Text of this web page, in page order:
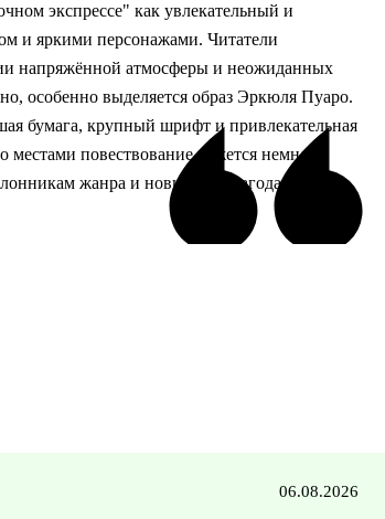
экспрессе" как увлекательный и
и яркими персонажами. Читатели
напряжённой атмосферы и неожиданных
особенно выделяется образ Эркюля Пуаро.
бумага, крупный шрифт и привлекательная
повествование кажется немного
жанра и новичкам благодаря своей
06.08.2026